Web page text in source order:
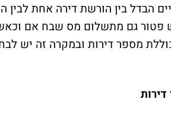
הבדל בין הורשת דירה אחת
פטור גם מתשלום מס שבח אם
מספר דירות ובמקרה זה יש